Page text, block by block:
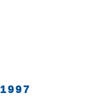
1997